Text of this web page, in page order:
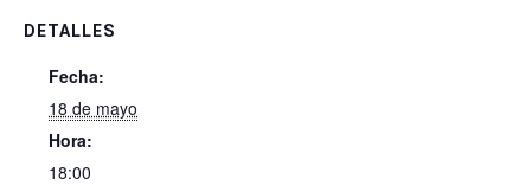
DETALLES
Fecha:
18 de mayo
Hora:
18:00